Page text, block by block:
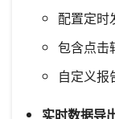
配置定时
包含点击
自定义报
实时数据导